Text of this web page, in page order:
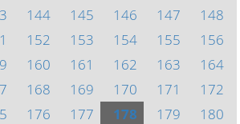
144 145 146 147
148
152 153 154 155
156
160 161 162 163
164
168 169 170 171
172
176 177 178 179
180